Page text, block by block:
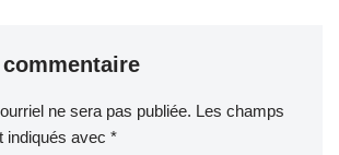
ne sera pas publiée. Les champs
indiqués avec *